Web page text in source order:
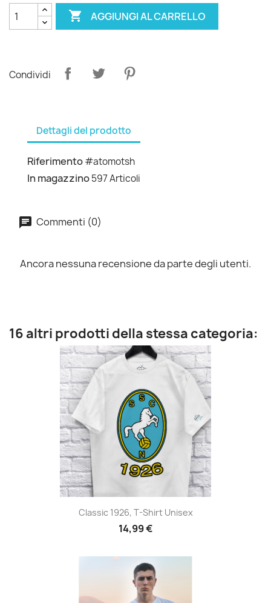
 AGGIUNGI AL CARRELLO
Condividi
Dettagli del prodotto
Riferimento#atomotsh
In magazzino597 Articoli
Commenti (0)
Ancora nessuna recensione da parte degli utenti.
16 altri prodotti della stessa categoria:
Classic 1926, T-Shirt Unisex
14,99 €